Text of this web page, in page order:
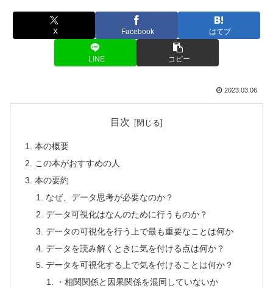
X Facebook はてブ
LINE コピー
2023.03.06
目次
本の概要
この本がおすすめの人
本の要約
なぜ、データ思考が必要なのか？
データ可視化はなんのために行うものか？
データの可視化を行う上で最も重要なことは何か
データを読み解くときに気を付ける点は何か？
データを可視化する上で気を付けることは何か？
・相関関係と因果関係を混同していないか